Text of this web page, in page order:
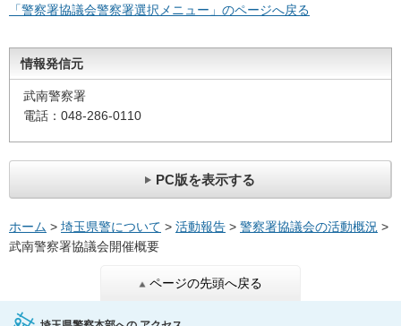
「警察署協議会警察署選択メニュー」のページへ戻る
情報発信元
武南警察署
電話：048-286-0110
PC版を表示する
ホーム > 埼玉県警について > 活動報告 > 警察署協議会の活動概況 >
武南警察署協議会開催概要
ページの先頭へ戻る